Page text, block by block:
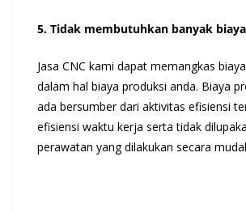
5. Tidak membutuhkan banyak biaya
Jasa CNC kami dapat memangkas
dalam hal biaya produksi anda. Biaya
ada bersumber dari aktivitas efisiensi
efisiensi waktu kerja serta tidak
perawatan yang dilakukan secara